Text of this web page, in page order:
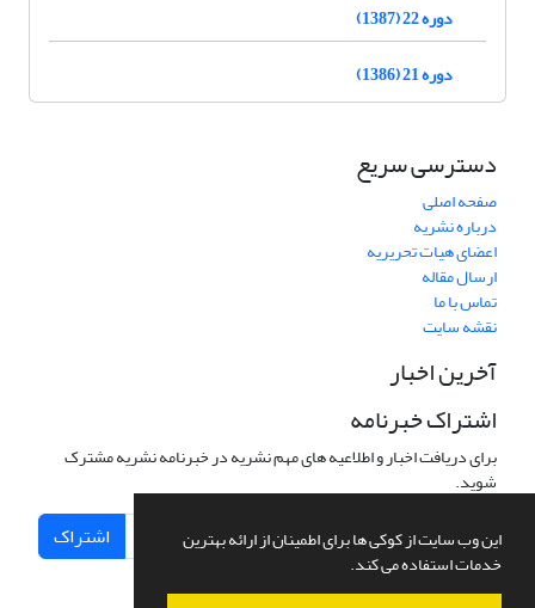
این وب سایت از کوکی ها برای اطمینان از ارائه بهترین
خدمات استفاده می کند.
دوره 22 (1387)
دوره 21 (1386)
دسترسی سریع
صفحه اصلی
درباره نشریه
اعضای هیات تحریریه
ارسال مقاله
تماس با ما
نقشه سایت
آخرین اخبار
اشتراک خبرنامه
برای دریافت اخبار و اطلاعیه های مهم نشریه در خبرنامه نشریه مشترک
شوید.
اشتراک